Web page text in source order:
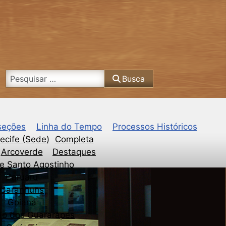
Busca
(Sede)
Arcoverde
Santo Agostinho
Caruaru
Garanhuns
Goiana
dos Guararapes
Linha do Tempo
Completa
Destaques
Processos Históricos